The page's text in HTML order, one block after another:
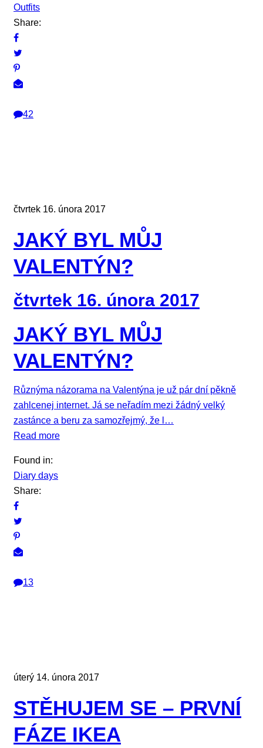
Outfits
Share:
42
čtvrtek 16. února 2017
JAKÝ BYL MŮJ
VALENTÝN?
čtvrtek 16. února 2017
JAKÝ BYL MŮJ
VALENTÝN?
Různýma názorama na Valentýna je už pár dní pěkně
zahlcenej internet. Já se neřadím mezi žádný velký
zastánce a beru za samozřejmý, že l…
Read more
Found in:
Diary days
Share:
13
úterý 14. února 2017
STĚHUJEM SE – PRVNÍ
FÁZE IKEA